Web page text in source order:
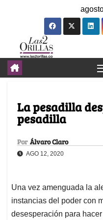
La pesadilla
pesadilla
Por Álvaro Claro
AGO 12, 2020
Una vez amenguada la
instancias del poder con
desesperación para